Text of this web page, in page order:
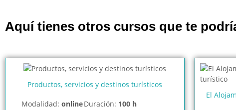
Aquí tienes otros cursos que te
Productos, servicios y destinos turísticos
Modalidad: onlineDuración: 100 h
El